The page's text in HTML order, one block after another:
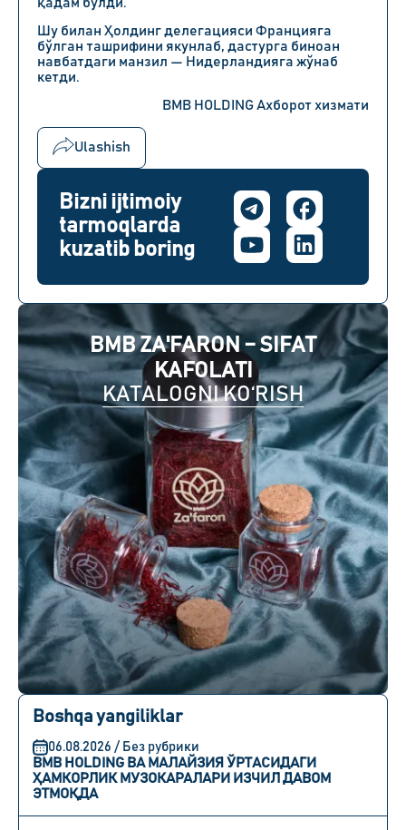
BMB ZA'FARON – SIFAT
KAFOLATI
KATALOGNI KO‘RISH
Boshqa yangiliklar
06.08.2026 / Без рубрики
BMB HOLDING ВА МАЛАЙЗИЯ ЎРТАСИДАГИ
ҲАМКОРЛИК МУЗОКАРАЛАРИ ИЗЧИЛ ДАВОМ
ЭТМОҚДА
Шу билан Ҳолдинг делегацияси Францияга
бўлган ташрифини якунлаб, дастурга биноан
навбатдаги манзил — Нидерландияга жўнаб
кетди.
BMB HOLDING Ахборот хизмати
Ulashish
Bizni ijtimoiy
tarmoqlarda
kuzatib boring